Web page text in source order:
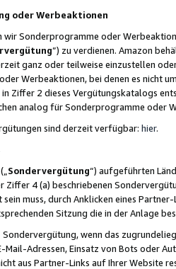
oder Werbeaktionen
wir Sonderprogramme oder
”) zu verdienen. Amazon
ganz oder teilweise einzustellen
Werbeaktionen, bei denen es nicht
in Ziffer 2 dieses Vergütungskatalogs
analog für Sonderprogramme oder
sind derzeit verfügbar: hier.
(„ Sondervergütung“) aufgeführten
Ziffer 4 (a) beschriebenen
muss, durch Anklicken eines
Sitzung die in der Anlage
wenn das
Mail-Adressen, Einsatz von Bots oder
aus Partner-Links auf Ihrer Website